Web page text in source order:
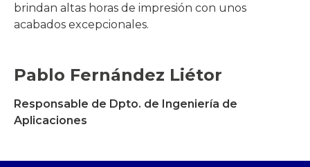
brindan altas horas de impresión con unos
acabados excepcionales.​
Pablo Fernández Liétor
Responsable de Dpto. de Ingeniería de
Aplicaciones